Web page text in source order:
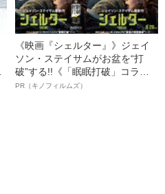
《映画『シェルター』》ジェイ
ソン・ステイサムがお盆を“打
破”する!!《「眠眠打破」コラ
ボ》
PR（キノフィルムズ）